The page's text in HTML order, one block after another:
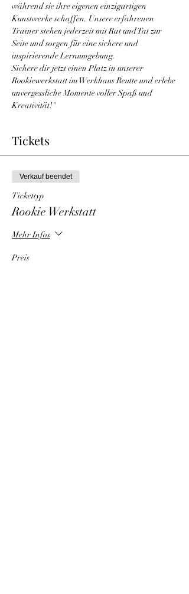
während sie ihre eigenen einzigartigen
Kunstwerke schaffen. Unsere erfahrenen
Trainer stehen jederzeit mit Rat und Tat zur
Seite und sorgen für eine sichere und
inspirierende Lernumgebung.
Sichere dir jetzt einen Platz in unserer
Rookiewerkstatt im Werkhaus Reutte und erlebe
unvergessliche Momente voller Spaß und
Kreativität!"
Tickets
Verkauf beendet
Tickettyp
Rookie Werkstatt
Mehr Infos
Preis